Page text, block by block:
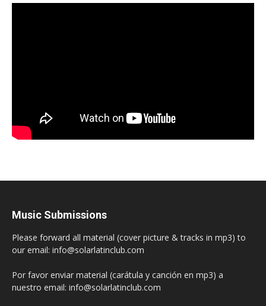
Music Submissions
Please forward all material (cover picture & tracks in mp3) to
our email: info@solarlatinclub.com
Por favor enviar material (carátula y canción en mp3) a
nuestro email: info@solarlatinclub.com